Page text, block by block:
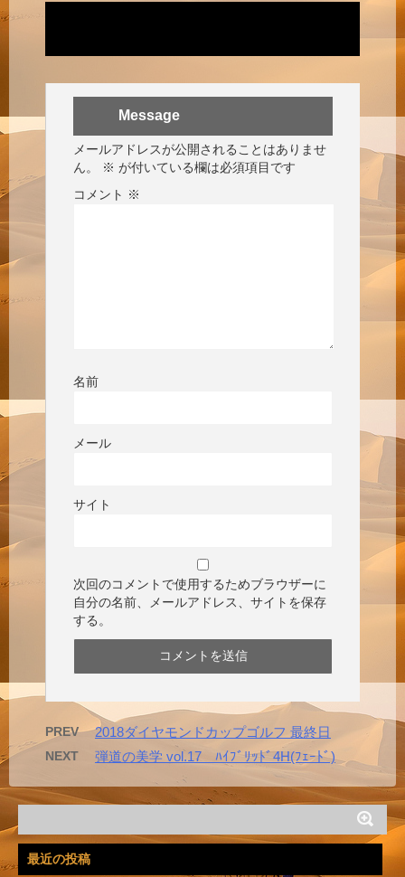
Message
メールアドレスが公開されることはありませ
ん。
※ が付いている欄は必須項目です
コメント ※
名前
メール
サイト
次回のコメントで使用するためブラウザーに
自分の名前、メールアドレス、サイトを保存
する。
PREV 2018ダイヤモンドカップゴルフ 最終日
NEXT 弾道の美学 vol.17 ﾊｲﾌﾞﾘｯﾄﾞ4H(ﾌｪｰﾄﾞ)
最近の投稿